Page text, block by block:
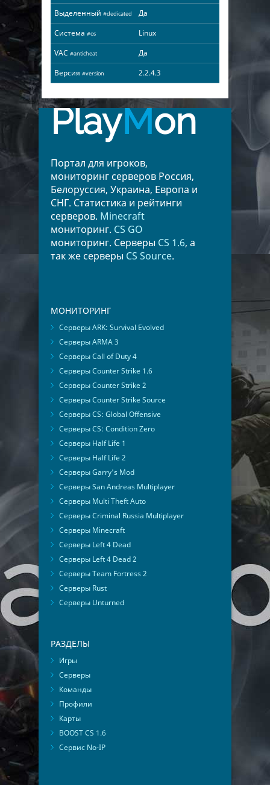
Выделенный #dedicated
Да
Система #os
Linux
VAC #anticheat
Да
Версия #version 2.2.4.3
PlayMon
Портал для игроков,
мониторинг серверов Россия,
Белоруссия, Украина, Европа и
СНГ. Статистика и рейтинги
серверов. Minecraft
мониторинг. CS GO
мониторинг. Серверы CS 1.6, а
так же серверы CS Source.
МОНИТОРИНГ
Серверы ARK: Survival Evolved
Серверы ARMA 3
Серверы Call of Duty 4
Серверы Counter Strike 1.6
Серверы Counter Strike 2
Серверы Counter Strike Source
Серверы CS: Global Offensive
Серверы CS: Condition Zero
Серверы Half Life 1
Серверы Half Life 2
Серверы Garry's Mod
Серверы San Andreas Multiplayer
Серверы Multi Theft Auto
Серверы Criminal Russia Multiplayer
Серверы Minecraft
Серверы Left 4 Dead
Серверы Left 4 Dead 2
Серверы Team Fortress 2
Серверы Rust
Серверы Unturned
РАЗДЕЛЫ
Игры
Серверы
Команды
Профили
Карты
BOOST CS 1.6
Сервис No-IP